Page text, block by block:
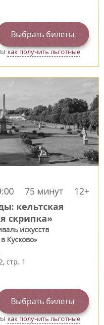
Выбрать билеты
как получить льготные
75 минут 12+
кельтская
скрипка»
искусств
Кусково»
стр. 1
Выбрать билеты
как получить льготные